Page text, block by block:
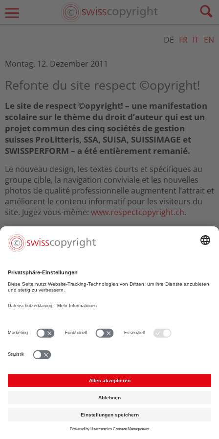
DE FR IT EN
Montag, 12. Dezember 2011
Refonte du site respect ©opyright!
Le site de respect ©opyright! – une manifestation
scolaire sur le thème du droit d’auteur qui est un
projet commun des cinq sociétés de gestion
suisses ProLitteris, SSA, SUISA, SUISSIMAGE et
SWISSPERFORM – a été entièrement remanié.
Le nouveau design, les textes courts et spécifiques au
groupe cible, la navigation conviviale et les nouvelles
photos de qualité professionnelle augmentent l’attrait et
améliorent le contenu informatif pour les visiteurs du
site. Jugez vous-même: www.respectcopyright.ch.
« zurück
Didi (Sänger/ Rapper)
«Danke SWISSPERFORM, dass ihr euch für mich als
Musik öffentlich genutzt wird, sehe ich dank euch
auch finanziell etwas davon. Grüsse gehen raus!»